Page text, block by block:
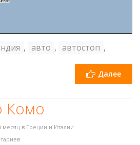
, авто , автостоп ,
Далее
Комо
в Греции и Италии